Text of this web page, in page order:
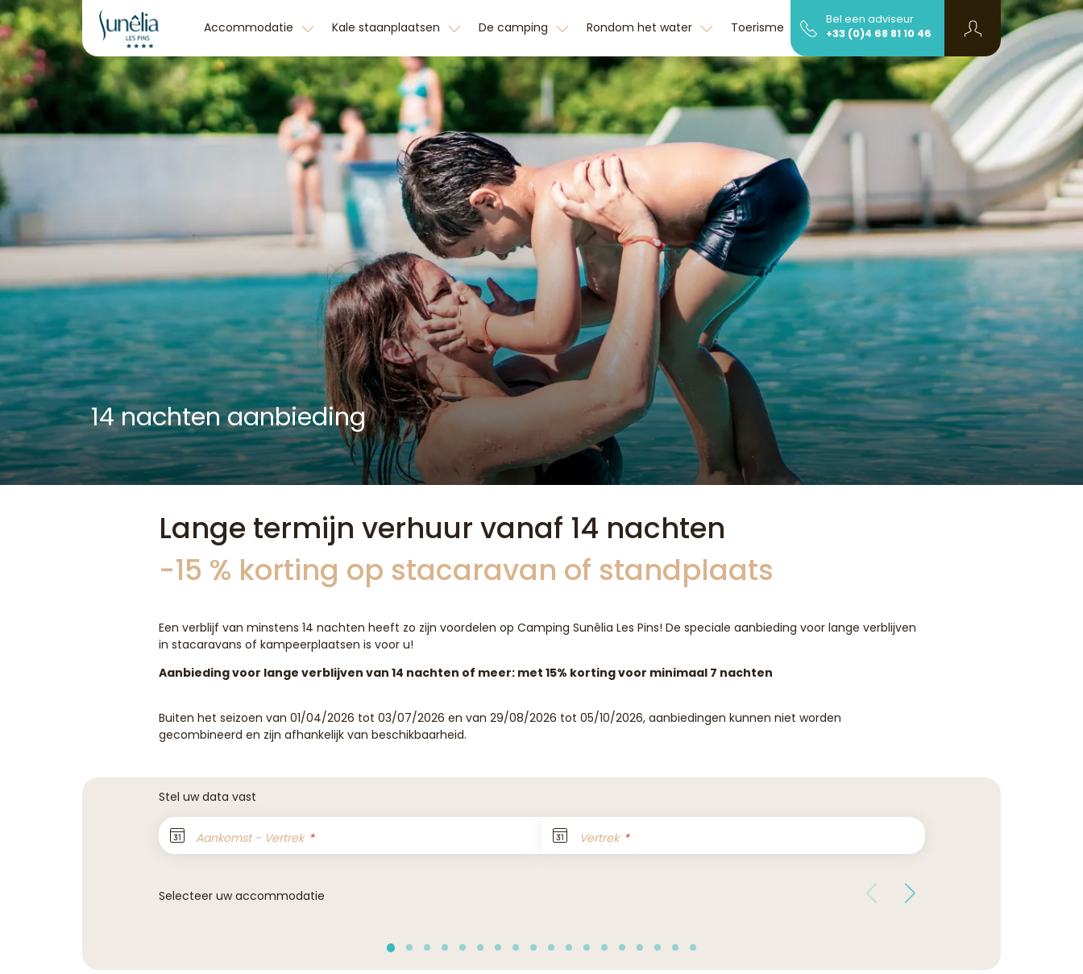
Accommodatie Kale staanplaatsen De camping Rondom het water Toerisme Info en contact
Bel een adviseur
+33 (0)4 68 81 10 46
14 nachten aanbieding
Lange termijn verhuur vanaf 14 nachten
-15 % korting op stacaravan of standplaats
Een verblijf van minstens 14 nachten heeft zo zijn voordelen op Camping Sunêlia Les Pins! De speciale aanbieding voor lange verblijven
in stacaravans of kampeerplaatsen is voor u!
Aanbieding voor lange verblijven van 14 nachten of meer: met 15% korting voor minimaal 7 nachten
Buiten het seizoen van 01/04/2026 tot 03/07/2026 en van 29/08/2026 tot 05/10/2026, aanbiedingen kunnen niet worden
gecombineerd en zijn afhankelijk van beschikbaarheid.
Stel uw data vast
Aankomst - Vertrek Vertrek
Selecteer uw accommodatie